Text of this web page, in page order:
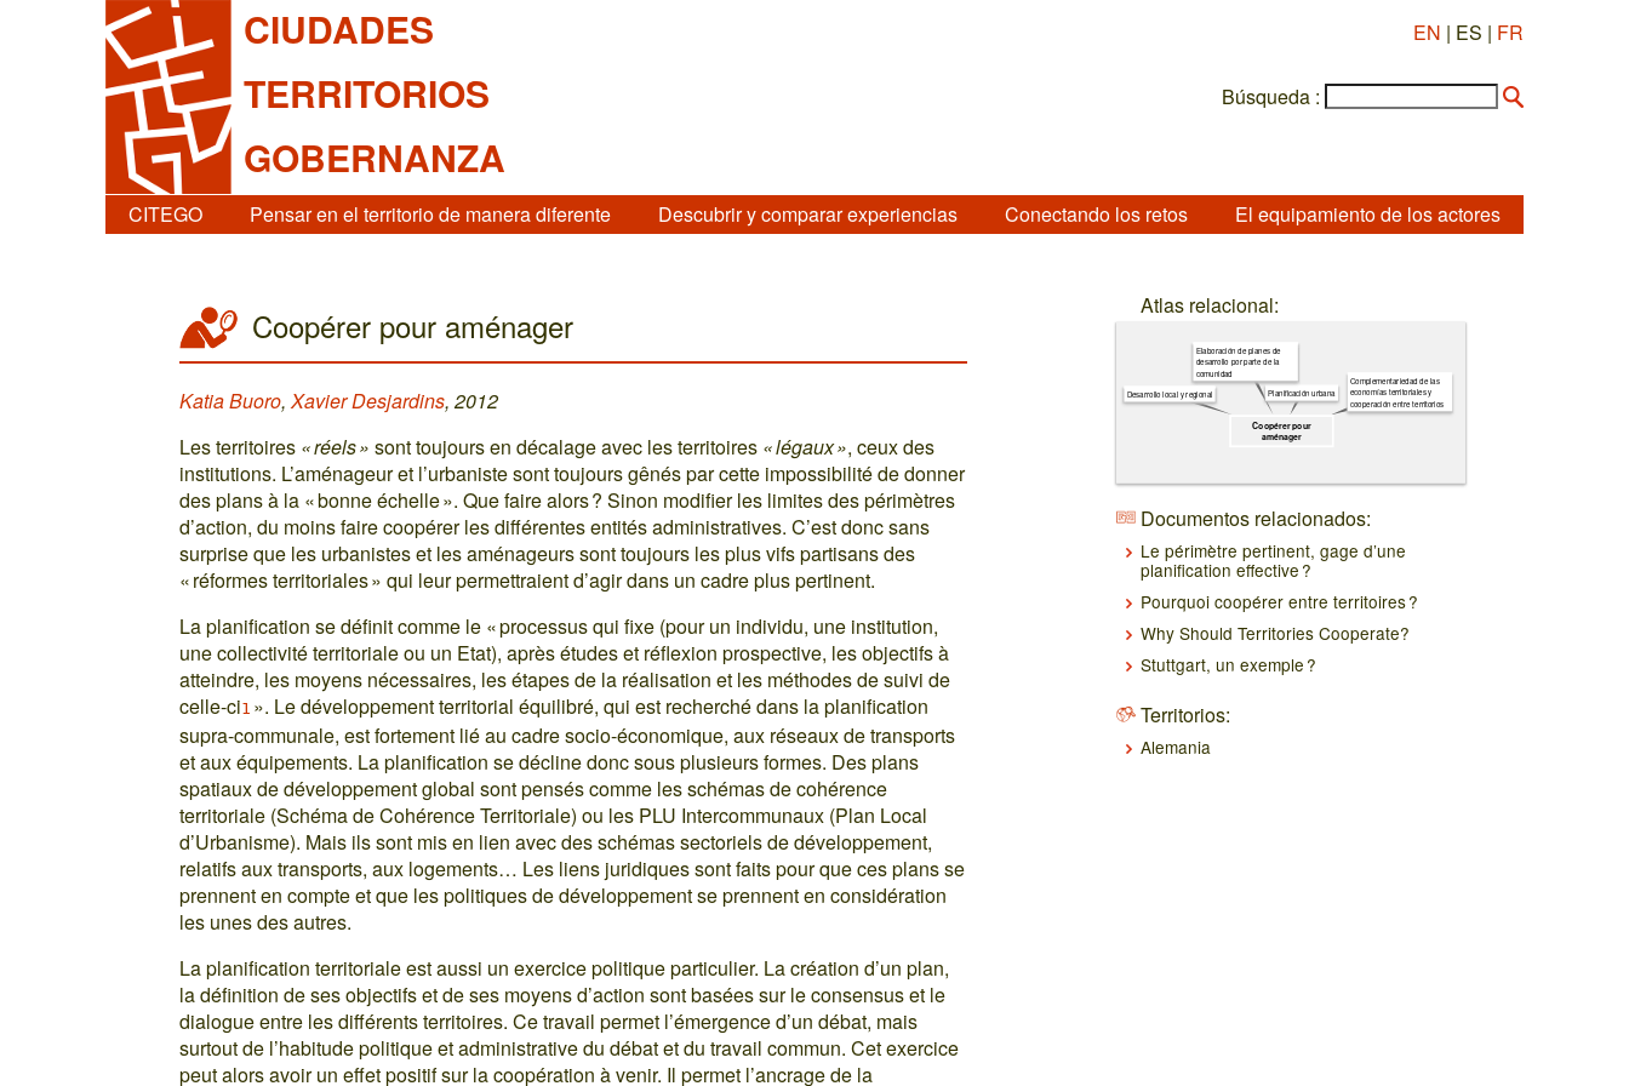
CIUDADES
TERRITORIOS
GOBERNANZA
EN | ES | FR
Búsqueda :
CITEGO Pensar en el territorio de manera diferente Descubrir y comparar experiencias Conectando los retos El equipamiento de los actores
Coopérer pour aménager
Katia Buoro,Xavier Desjardins, 2012
Les territoires « réels » sont toujours en décalage avec les territoires « légaux », ceux des
institutions. L’aménageur et l’urbaniste sont toujours gênés par cette impossibilité de donner
des plans à la « bonne échelle ». Que faire alors ? Sinon modifier les limites des périmètres
d’action, du moins faire coopérer les différentes entités administratives. C’est donc sans
surprise que les urbanistes et les aménageurs sont toujours les plus vifs partisans des
« réformes territoriales » qui leur permettraient d’agir dans un cadre plus pertinent.
La planification se définit comme le « processus qui fixe (pour un individu, une institution,
une collectivité territoriale ou un Etat), après études et réflexion prospective, les objectifs à
atteindre, les moyens nécessaires, les étapes de la réalisation et les méthodes de suivi de
celle-ci1 ». Le développement territorial équilibré, qui est recherché dans la planification
supra-communale, est fortement lié au cadre socio-économique, aux réseaux de transports
et aux équipements. La planification se décline donc sous plusieurs formes. Des plans
spatiaux de développement global sont pensés comme les schémas de cohérence
territoriale (Schéma de Cohérence Territoriale) ou les PLU Intercommunaux (Plan Local
d’Urbanisme). Mais ils sont mis en lien avec des schémas sectoriels de développement,
relatifs aux transports, aux logements… Les liens juridiques sont faits pour que ces plans se
prennent en compte et que les politiques de développement se prennent en considération
les unes des autres.
La planification territoriale est aussi un exercice politique particulier. La création d’un plan,
la définition de ses objectifs et de ses moyens d’action sont basées sur le consensus et le
dialogue entre les différents territoires. Ce travail permet l’émergence d’un débat, mais
surtout de l’habitude politique et administrative du débat et du travail commun. Cet exercice
peut alors avoir un effet positif sur la coopération à venir. Il permet l’ancrage de la
Atlas relacional:
Coopérer pour
aménager
Complementariedad de las
economías territoriales y
cooperación entre territorios
Planificación urbana
Elaboración de planes de
desarrollo por parte de la
comunidad
Desarrollo local y regional
Documentos relacionados:
Le périmètre pertinent, gage d’une
planification effective ?
Pourquoi coopérer entre territoires ?
Why Should Territories Cooperate?
Stuttgart, un exemple ?
Territorios:
Alemania